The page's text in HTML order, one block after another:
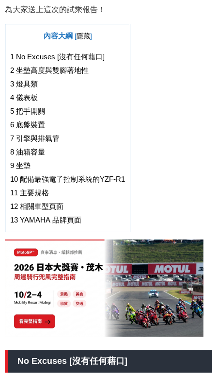
為大家送上這次的試乘報告！
內容大綱 [隱藏]
1
No Excuses [沒有任何藉口]
2 坐墊高度與雙腳著地性
3 燈具類
4 儀表板
5 把手開關
6 底盤裝置
7 引擎與排氣管
8 油箱容量
9 坐墊
10 配備最強電子控制系統的YZF-R1
11 主要規格
12 相關車型頁面
13 YAMAHA 品牌頁面
No Excuses [沒有任何藉口]